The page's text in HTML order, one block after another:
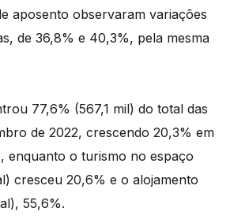
aposento observaram variações
de 36,8% e 40,3%, pela mesma
77,6% (567,1 mil) do total das
de 2022, crescendo 20,3% em
enquanto o turismo no espaço
cresceu 20,6% e o alojamento
55,6%.